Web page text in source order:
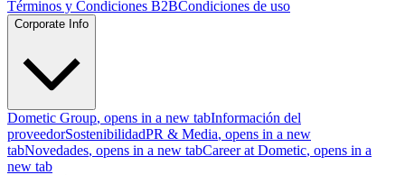
Términos y Condiciones B2BCondiciones de uso
Corporate Info
Dometic Group, opens in a new tabInformación del
proveedorSostenibilidadPR & Media, opens in a new
tabNovedades, opens in a new tabCareer at Dometic, opens in a
new tab